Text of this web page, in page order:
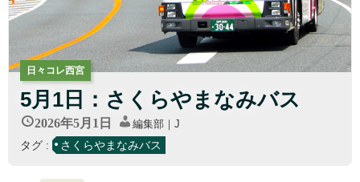
日々コレ西宮
5月1日：さくらやまなみバス
2026年5月1日 編集部｜J
タグ : さくらやまなみバス